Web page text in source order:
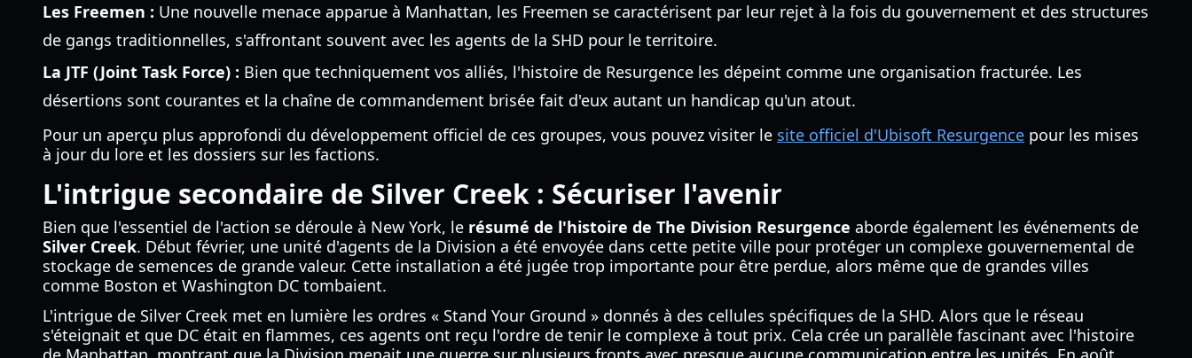
Les Freemen : Une nouvelle menace apparue à Manhattan, les Freemen se caractérisent par leur rejet à la fois du gouvernement et des structures
de gangs traditionnelles, s'affrontant souvent avec les agents de la SHD pour le territoire.
La JTF (Joint Task Force) : Bien que techniquement vos alliés, l'histoire de Resurgence les dépeint comme une organisation fracturée. Les
désertions sont courantes et la chaîne de commandement brisée fait d'eux autant un handicap qu'un atout.
Pour un aperçu plus approfondi du développement officiel de ces groupes, vous pouvez visiter le site officiel d'Ubisoft Resurgence pour les mises
à jour du lore et les dossiers sur les factions.
L'intrigue secondaire de Silver Creek : Sécuriser l'avenir
Bien que l'essentiel de l'action se déroule à New York, le résumé de l'histoire de The Division Resurgence aborde également les événements de
Silver Creek. Début février, une unité d'agents de la Division a été envoyée dans cette petite ville pour protéger un complexe gouvernemental de
stockage de semences de grande valeur. Cette installation a été jugée trop importante pour être perdue, alors même que de grandes villes
comme Boston et Washington DC tombaient.
L'intrigue de Silver Creek met en lumière les ordres « Stand Your Ground » donnés à des cellules spécifiques de la SHD. Alors que le réseau
s'éteignait et que DC était en flammes, ces agents ont reçu l'ordre de tenir le complexe à tout prix. Cela crée un parallèle fascinant avec l'histoire